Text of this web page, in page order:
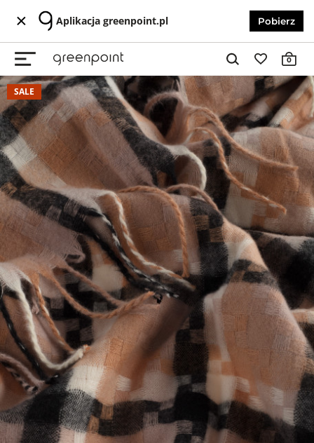
Aplikacja greenpoint.pl Pobierz
0
SALE